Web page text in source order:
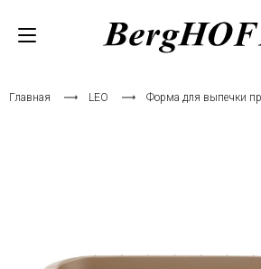
Главная LEO Форма для выпечки